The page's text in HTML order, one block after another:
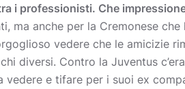
i professionisti. Che
ma anche per la Cremonese
vedere che le amicizie
diversi. Contro la Juventus
vedere e tifare per i suoi ex